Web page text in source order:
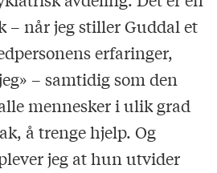
– når jeg stiller Guddal et
erfaringer,
– samtidig som den
mennesker i ulik grad
å trenge hjelp. Og
jeg at hun utvider